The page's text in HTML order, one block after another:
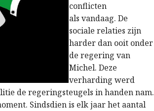
conflicten
als vandaag. De
sociale relaties zijn
harder dan ooit onder
de regering van
Michel. Deze
verharding werd
de regeringsteugels in handen nam.
Sindsdien is elk jaar het aantal